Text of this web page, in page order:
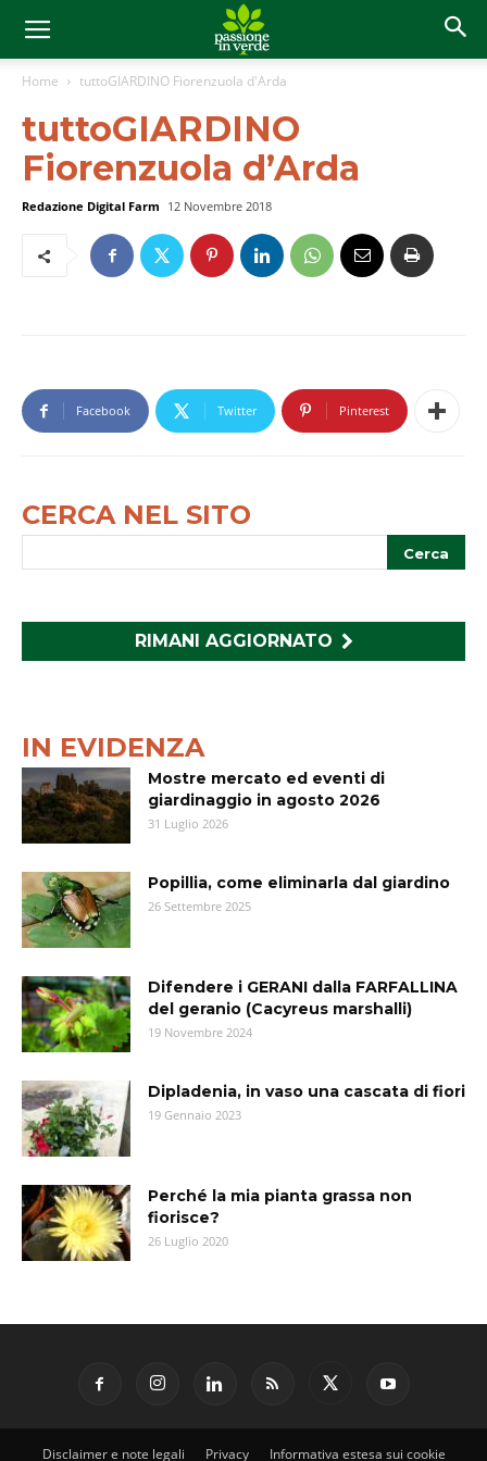
Home tuttoGIARDINO Fiorenzuola d'Arda
tuttoGIARDINO
Fiorenzuola d’Arda
Redazione Digital Farm 12 Novembre 2018
Facebook Twitter Pinterest
CERCA NEL SITO
RIMANI AGGIORNATO
IN EVIDENZA
Mostre mercato ed eventi di
giardinaggio in agosto 2026
31 Luglio 2026
Popillia, come eliminarla dal giardino
26 Settembre 2025
Difendere i GERANI dalla FARFALLINA
del geranio (Cacyreus marshalli)
19 Novembre 2024
Dipladenia, in vaso una cascata di fiori
19 Gennaio 2023
Perché la mia pianta grassa non
fiorisce?
26 Luglio 2020
Disclaimer e note legali Privacy Informativa estesa sui cookie